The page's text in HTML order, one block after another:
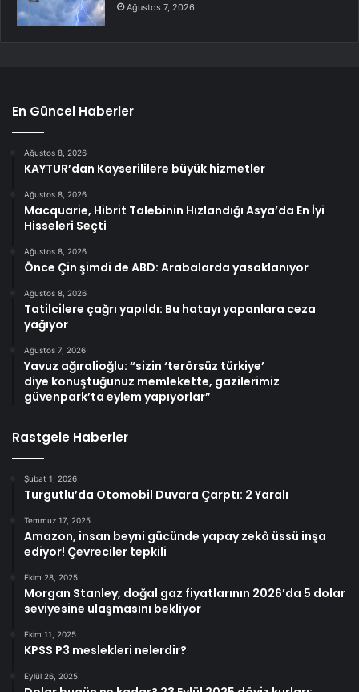
Ağustos 7, 2026
En Güncel Haberler
Ağustos 8, 2026
KAYTUR’dan Kayserililere büyük hizmetler
Ağustos 8, 2026
Macquarie, Hibrit Talebinin Hızlandığı Asya’da En İyi
Hisseleri Seçti
Ağustos 8, 2026
Önce Çin şimdi de ABD: Arabalarda yasaklanıyor
Ağustos 8, 2026
Tatilcilere çağrı yapıldı: Bu hatayı yapanlara ceza
yağıyor
Ağustos 7, 2026
Yavuz ağıralioğlu: “sizin ‘terörsüz türkiye’
diye konuştuğunuz memlekette, gazilerimiz
güvenpark’ta eylem yapıyorlar”
Rastgele Haberler
Şubat 1, 2026
Turgutlu’da Otomobil Duvara Çarptı: 2 Yaralı
Temmuz 17, 2025
Amazon, insan beyni gücünde yapay zekâ üssü inşa
ediyor! Çevreciler tepkili
Ekim 28, 2025
Morgan Stanley, doğal gaz fiyatlarının 2026’da 5 dolar
seviyesine ulaşmasını bekliyor
Ekim 11, 2025
KPSS P3 meslekleri nelerdir?
Eylül 26, 2025